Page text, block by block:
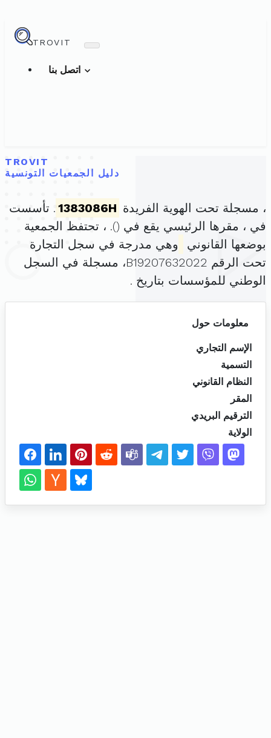
TROVIT
TROVIT
دليل الجمعيات التونسية
، مسجلة تحت الهوية الفريدة 1383086H . تأسست
في ، مقرها الرئيسي يقع في (). ، تحتفظ الجمعية
بوضعها القانوني
وهي مدرجة في سجل التجارة
تحت الرقم B19207632022، مسجلة في السجل
الوطني للمؤسسات بتاريخ .
معلومات حول
الإسم التجاري
التسمية
النظام القانوني
المقر
الترقيم البريدي
الولاية